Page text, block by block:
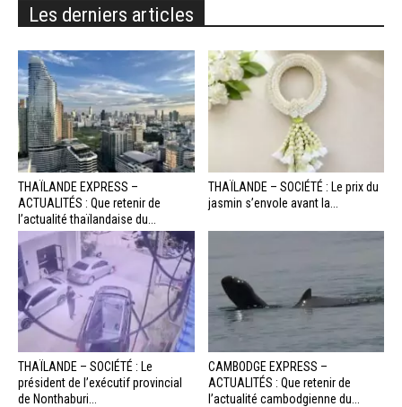
Les derniers articles
THAÏLANDE EXPRESS –
ACTUALITÉS : Que retenir de
l’actualité thaïlandaise du...
THAÏLANDE – SOCIÉTÉ : Le prix du
jasmin s’envole avant la...
THAÏLANDE – SOCIÉTÉ : Le
président de l’exécutif provincial
de Nonthaburi...
CAMBODGE EXPRESS –
ACTUALITÉS : Que retenir de
l’actualité cambodgienne du...